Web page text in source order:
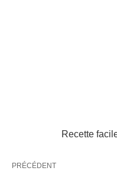
Recette
PRÉCÉDENT